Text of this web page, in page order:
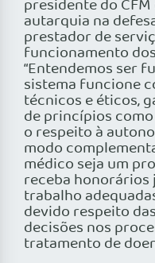
presidente do
autarquia na
prestador de
funcionamento
“Entendemos ser
sistema funcione
técnicos e éticos,
de princípios
o respeito à
modo
médico seja um
receba honorários
trabalho
devido respeito
decisões nos
tratamento de